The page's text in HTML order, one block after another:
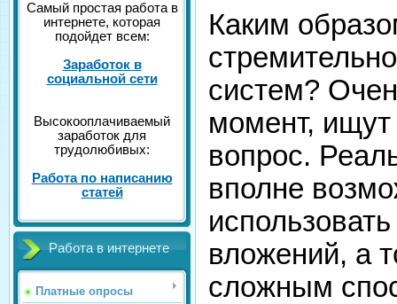
Самый простая работа в
интернете, которая
подойдет всем:
Заработок в
социальной сети
Высокооплачиваемый
заработок для
трудолюбивых:
Работа по написанию
статей
Работа в интернете
Платные опросы
Каким
систем?
момент, ищут
вопрос.
вполне
вложений, а
сложным